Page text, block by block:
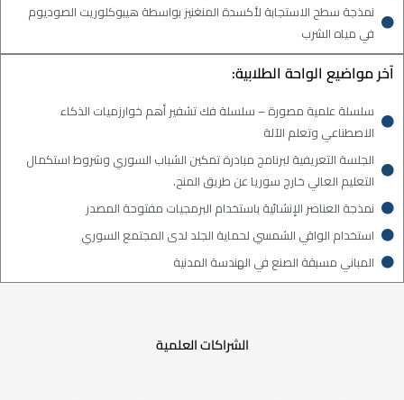
نمذجة سطح الاستجابة لأكسدة المنغنيز بواسطة هيبوكلوريت الصوديوم
في مياه الشرب
آخر مواضيع الواحة الطلابية:
سلسلة علمية مصورة – سلسلة فك تشفير أهم خوارزميات الذكاء
الاصطناعي وتعلم الآلة
الجلسة التعريفية لبرنامج مبادرة تمكين الشباب السوري وشروط استكمال
التعليم العالي خارج سوريا عن طريق المنح.
نمذجة العناصر الإنشائية باستخدام البرمجيات مفتوحة المصدر
استخدام الواقي الشمسي لحماية الجلد لدى المجتمع السوري
المباني مسبقة الصنع في الهندسة المدنية
الشراكات العلمية